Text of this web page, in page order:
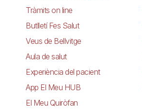
Tràmits on line
Butlletí Fes Salut
Veus de Bellvitge
Aula de salut
Experiència del pacient
App El Meu HUB
El Meu Quiròfan